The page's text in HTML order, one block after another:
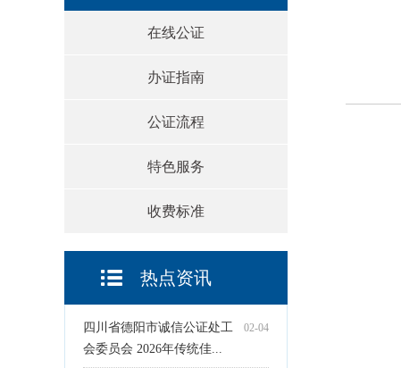
在线公证
办证指南
公证流程
特色服务
收费标准
热点资讯
02-04
四川省德阳市诚信公证处工
会委员会 2026年传统佳...